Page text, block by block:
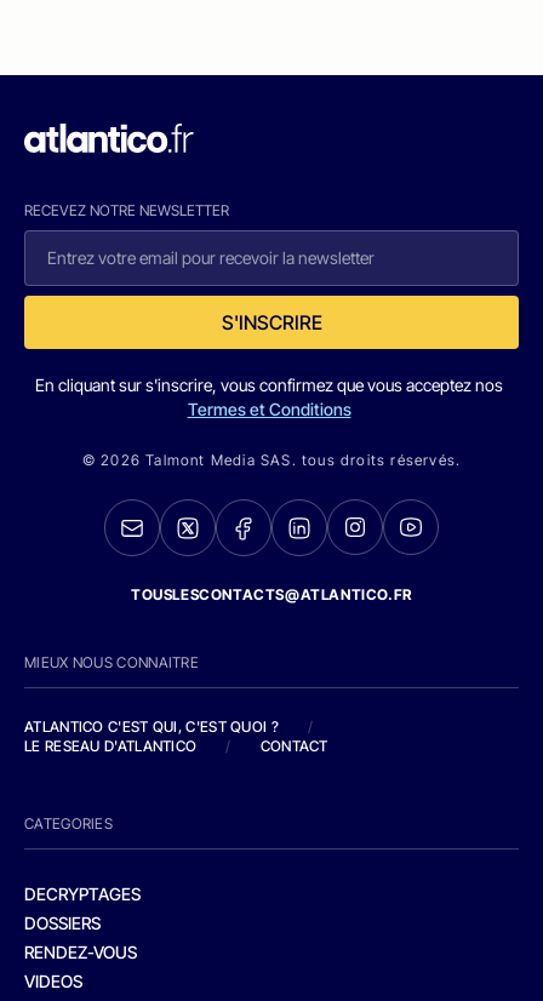
RECEVEZ NOTRE NEWSLETTER
S'INSCRIRE
En cliquant sur s'inscrire, vous confirmez que vous acceptez nos
Termes et Conditions
© 2026 Talmont Media SAS. tous droits réservés.
TOUSLESCONTACTS@ATLANTICO.FR
MIEUX NOUS CONNAITRE
ATLANTICO C'EST QUI, C'EST QUOI ?
/
LE RESEAU D'ATLANTICO
/ CONTACT
CATEGORIES
DECRYPTAGES
DOSSIERS
RENDEZ-VOUS
VIDEOS